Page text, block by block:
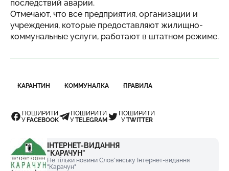
последствий аварии.
Отмечают, что все предприятия, организации и
учреждения, которые предоставляют жилищно-
коммунальные услуги, работают в штатном режиме.
КАРАНТИН КОММУНАЛКА ПРАВИЛА
ПОШИРИТИ
У FACEBOOK
ПОШИРИТИ
УTELEGRAM
ПОШИРИТИ
УTWITTER
ІНТЕРНЕТ-ВИДАННЯ
"КАРАЧУН"
Не тільки новини Слов'янську Інтернет-видання
"Карачун"